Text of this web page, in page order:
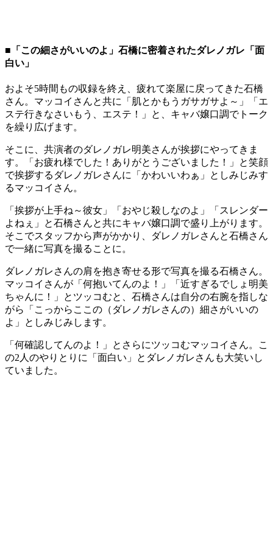
■「この細さがいいのよ」石橋に密着されたダレノガレ「面
白い」
およそ5時間もの収録を終え、疲れて楽屋に戻ってきた石橋
さん。マッコイさんと共に「肌とかもうガサガサよ～」「エ
ステ行きなさいもう、エステ！」と、キャバ嬢口調でトーク
を繰り広げます。
そこに、共演者のダレノガレ明美さんが挨拶にやってきま
す。「お疲れ様でした！ありがとうございました！」と笑顔
で挨拶するダレノガレさんに「かわいいわぁ」としみじみす
るマッコイさん。
「挨拶が上手ね～彼女」「おやじ殺しなのよ」「スレンダー
よねぇ」と石橋さんと共にキャバ嬢口調で盛り上がります。
そこでスタッフから声がかかり、ダレノガレさんと石橋さん
で一緒に写真を撮ることに。
ダレノガレさんの肩を抱き寄せる形で写真を撮る石橋さん。
マッコイさんが「何抱いてんのよ！」「近すぎるでしょ明美
ちゃんに！」とツッコむと、石橋さんは自分の右腕を指しな
がら「こっからここの（ダレノガレさんの）細さがいいの
よ」としみじみします。
「何確認してんのよ！」とさらにツッコむマッコイさん。こ
の2人のやりとりに「面白い」とダレノガレさんも大笑いし
ていました。